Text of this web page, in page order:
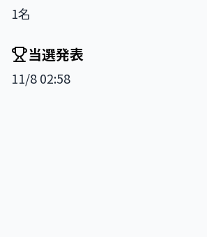
1名
当選発表
11/8 02:58